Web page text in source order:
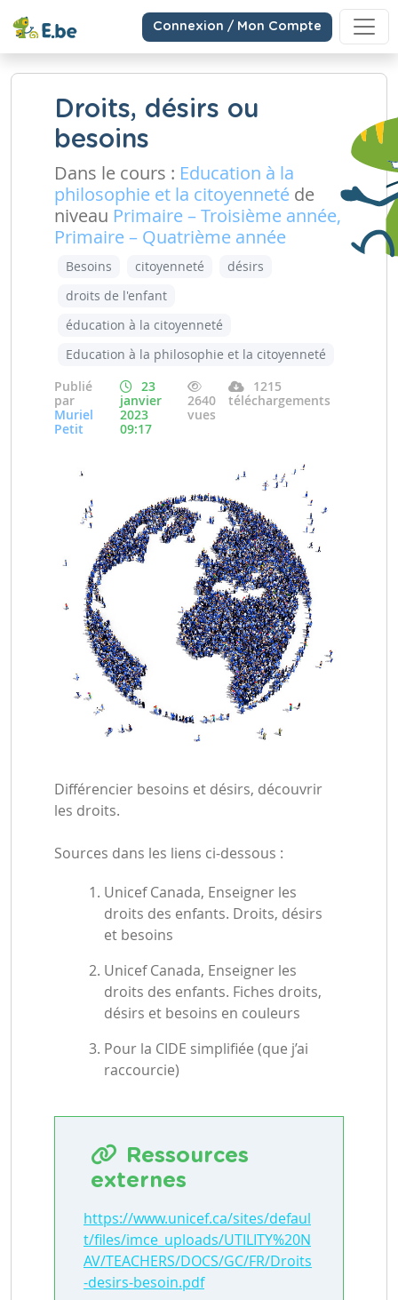
Connexion / Mon Compte
Droits, désirs ou
besoins
Dans le cours : Education à la
philosophie et la citoyenneté de
niveau Primaire – Troisième année,
Primaire – Quatrième année
Besoins citoyenneté
désirs
droits de l'enfant
éducation à la citoyenneté
Education à la philosophie et la citoyenneté
Publié
par
Muriel
Petit
23
janvier
2023
09:17
2640
vues
1215
téléchargements
Différencier besoins et désirs, découvrir
les droits.
Sources dans les liens ci-dessous :
Unicef Canada, Enseigner les
droits des enfants. Droits, désirs
et besoins
Unicef Canada, Enseigner les
droits des enfants. Fiches droits,
désirs et besoins en couleurs
Pour la CIDE simplifiée (que j’ai
raccourcie)
Ressources
externes
https://www.unicef.ca/sites/defaul
t/files/imce_uploads/UTILITY%20N
AV/TEACHERS/DOCS/GC/FR/Droits
-desirs-besoin.pdf